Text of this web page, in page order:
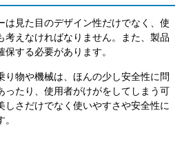
は見た目のデザイン性だけでなく、使
考えなければなりません。また、製品
する必要があります。
り物や機械は、ほんの少し安全性に問
たり、使用者がけがをしてしまう可
しさだけでなく使いやすさや安全性に